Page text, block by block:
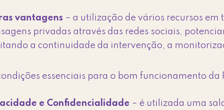
vantagens – a utilização de vários recursos
privadas através das redes sociais,
a continuidade da intervenção, a
essenciais para o bom funcionamento da
e Confidencialidade – é utilizada uma